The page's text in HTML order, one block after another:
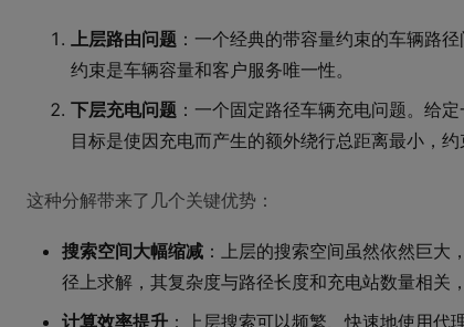
上层路由问题 ：一个经典的带容量约束的车辆路
约束是车辆容量和客户服务唯一性。
下层充电问题 ：一个固定路径车辆充电问题。给
目标是使因充电而产生的额外绕行总距离最小，约
这种分解带来了几个关键优势：
搜索空间大幅缩减 ：上层的搜索空间虽然依然巨
径上求解，其复杂度与路径长度和充电站数量相关
计算效率提升 ：上层搜索可以频繁、快速地使用